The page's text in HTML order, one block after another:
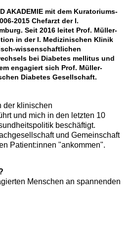
AKADEMIE mit dem Kuratoriums-
2015 Chefarzt der I.
Seit 2016 leitet Prof. Müller-
in der I. Medizinischen Klinik
wissenschaftlichen
bei Diabetes mellitus und
engagiert sich Prof. Müller-
Diabetes Gesellschaft.
der klinischen
und mich in den letzten 10
beschäftigt.
und Gemeinschaft
Patient:innen "ankommen".
Menschen an spannenden